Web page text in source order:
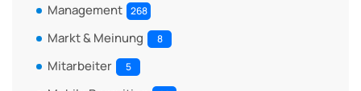
Management 268
Markt & Meinung 8
Mitarbeiter 5